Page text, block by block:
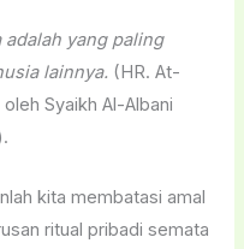
adalah yang paling
lainnya. (HR. At-
Syaikh Al-Albani
kita membatasi amal
ritual pribadi semata